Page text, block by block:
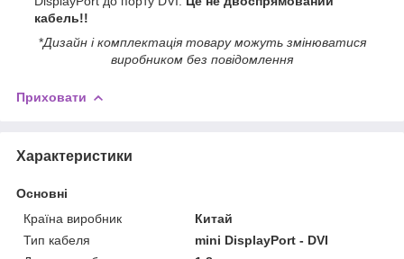
кабель!!
*Дизайн і комплектація товару можуть змінюватися
виробником без повідомлення
Приховати
Характеристики
Основні
Країна виробник
Китай
Тип кабеля
mini DisplayPort - DVI